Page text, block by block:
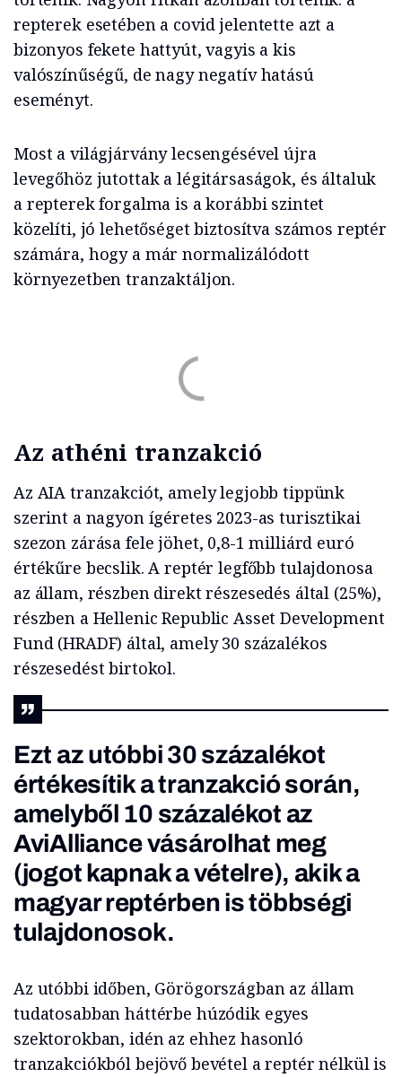
repterek esetében a covid jelentette azt a
bizonyos fekete hattyút, vagyis a kis
valószínűségű, de nagy negatív hatású
eseményt.
Most a világjárvány lecsengésével újra
levegőhöz jutottak a légitársaságok, és általuk
a repterek forgalma is a korábbi szintet
közelíti, jó lehetőséget biztosítva számos reptér
számára, hogy a már normalizálódott
környezetben tranzaktáljon.
Az athéni tranzakció
Az AIA tranzakciót, amely legjobb tippünk
szerint a nagyon ígéretes 2023-as turisztikai
szezon zárása fele jöhet, 0,8-1 milliárd euró
értékűre becslik. A reptér legfőbb tulajdonosa
az állam, részben direkt részesedés által (25%),
részben a Hellenic Republic Asset Development
Fund (HRADF) által, amely 30 százalékos
részesedést birtokol.
Ezt az utóbbi 30 százalékot
értékesítik a tranzakció során,
amelyből 10 százalékot az
AviAlliance vásárolhat meg
(jogot kapnak a vételre), akik a
magyar reptérben is többségi
tulajdonosok.
Az utóbbi időben, Görögországban az állam
tudatosabban háttérbe húzódik egyes
szektorokban, idén az ehhez hasonló
tranzakciókból bejövő bevétel a reptér nélkül is